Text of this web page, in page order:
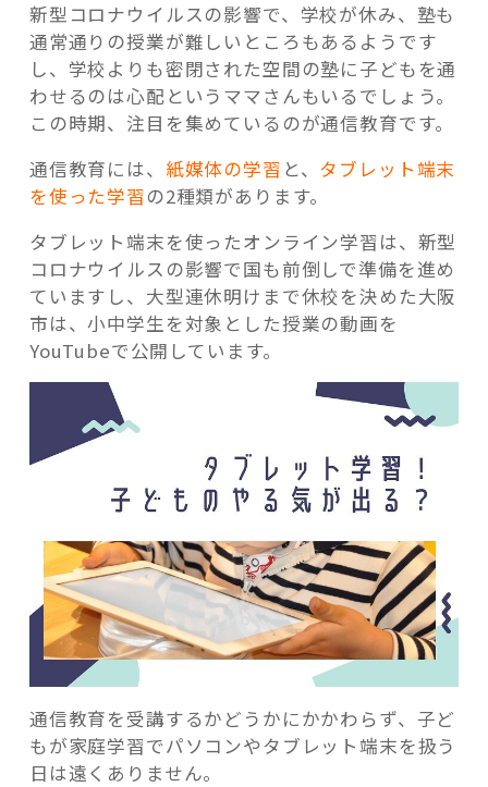
記事検索
新型コロナウイルスの影響で、学校が休み、塾も
通常通りの授業が難しいところもあるようです
し、学校よりも密閉された空間の塾に子どもを通
わせるのは心配というママさんもいるでしょう。
この時期、注目を集めているのが通信教育です。
通信教育には、 紙媒体の学習 と、 タブレット端末
を使った学習の2種類があります。
タブレット端末を使ったオンライン学習は、新型
コロナウイルスの影響で国も前倒しで準備を進め
ていますし、大型連休明けまで休校を決めた大阪
市は、小中学生を対象とした授業の動画を
YouTubeで公開しています。
通信教育を受講するかどうかにかかわらず、子ど
もが家庭学習でパソコンやタブレット端末を扱う
日は遠くありません。